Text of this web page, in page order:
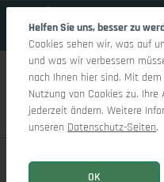
Marco LO Aho kl Small R
Helfen Sie uns, besser zu
Cookies sehen wir, was auf
und was wir verbessern
nach Ihnen hier sind. Mit
Nutzung von Cookies zu.
jederzeit ändern. Weitere
unseren Datenschutz-Seiten.
OK